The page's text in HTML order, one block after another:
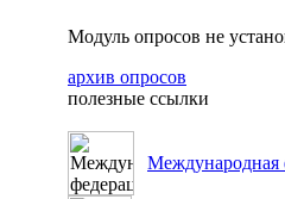
Модуль опросов не
архив опросов
полезные ссылки
Международная